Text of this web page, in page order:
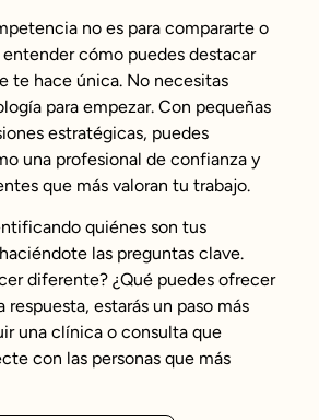
no es para compararte o
entender cómo puedes destacar
te hace única. No necesitas
para empezar. Con pequeñas
estratégicas, puedes
una profesional de confianza y
que más valoran tu trabajo.
quiénes son tus
las preguntas clave.
diferente? ¿Qué puedes ofrecer
respuesta, estarás un paso más
una clínica o consulta que
con las personas que más